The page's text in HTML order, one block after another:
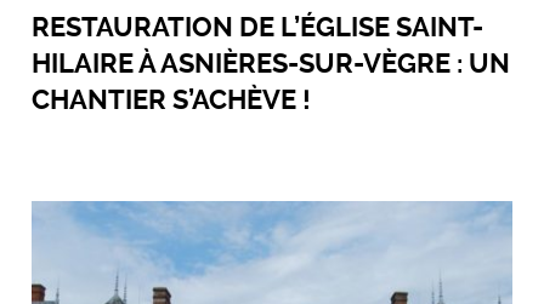
RESTAURATION DE L’ÉGLISE SAINT-
HILAIRE À ASNIÈRES-SUR-VÈGRE : UN
CHANTIER S’ACHÈVE !